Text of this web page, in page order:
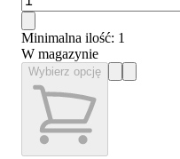
Minimalna ilość: 1
W magazynie
Wybierz opcję